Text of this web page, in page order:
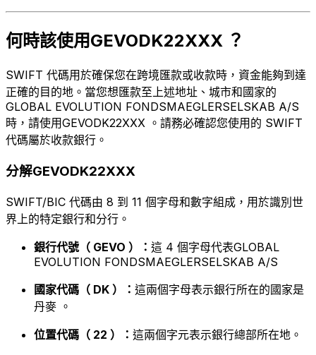
何時該使用GEVODK22XXX ？
SWIFT 代碼用於確保您在跨境匯款或收款時，資金能夠到達
正確的目的地。當您想匯款至上述地址、城市和國家的
GLOBAL EVOLUTION FONDSMAEGLERSELSKAB A/S
時，請使用GEVODK22XXX 。請務必確認您使用的 SWIFT
代碼屬於收款銀行。
分解GEVODK22XXX
SWIFT/BIC 代碼由 8 到 11 個字母和數字組成，用於識別世
界上的特定銀行和分行。
銀行代號（ GEVO ）： 這 4 個字母代表GLOBAL
EVOLUTION FONDSMAEGLERSELSKAB A/S
國家代碼（ DK ）： 這兩個字母表示銀行所在的國家是
丹麥 。
位置代碼（ 22 ）： 這兩個字元表示銀行總部所在地。